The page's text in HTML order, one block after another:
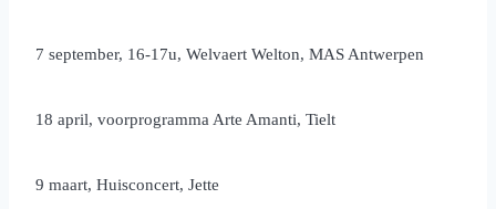
7 september, 16-17u, Welvaert Welton, MAS Antwerpen
18 april, voorprogramma Arte Amanti, Tielt
9 maart, Huisconcert, Jette